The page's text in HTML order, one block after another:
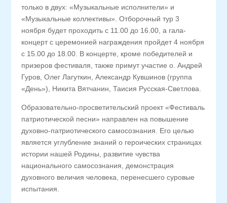
только в двух: «Музыкальные исполнители» и
«Музыкальные коллективы». Отборочный тур 3
ноября будет проходить с 11.00 до 16.00, а гала-
концерт с церемонией награждения пройдет 4 ноября
с 15.00 до 18.00. В концерте, кроме победителей и
призеров фестиваля, также примут участие о. Андрей
Гуров, Олег Лагуткин, Александр Кувшинов (группа
«День»), Никита Вятчанин, Таисия Русская-Светлова.
Образовательно-просветительский проект «Фестиваль
патриотической песни» направлен на повышение
духовно-патриотического самосознания. Его целью
является углубление знаний о героических страницах
истории нашей Родины, развитие чувства
национального самосознания, демонстрация
духовного величия человека, перенесшего суровые
испытания.